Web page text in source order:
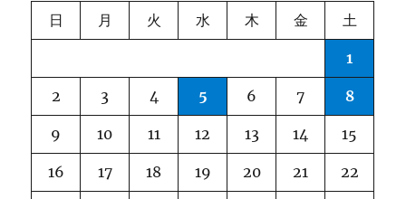
日 月 火 水 木 金 土
1
2 3 4 5 6 7 8
9 10 11 12 13 14 15
16 17 18 19 20 21 22